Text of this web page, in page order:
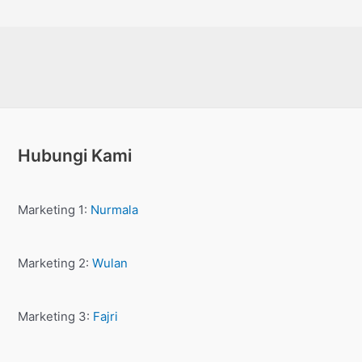
Hubungi Kami
Marketing 1: Nurmala
Marketing 2: Wulan
Marketing 3: Fajri